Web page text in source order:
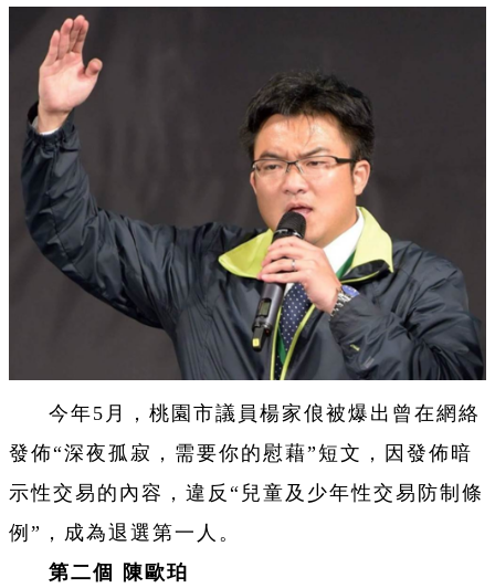
今年5月，桃園市議員楊家俍被爆出曾在網絡
發佈“深夜孤寂，需要你的慰藉”短文，因發佈暗
示性交易的內容，違反“兒童及少年性交易防制條
例”，成為退選第一人。
第二個 陳歐珀